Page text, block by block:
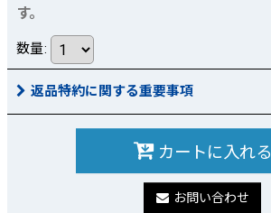
す。
数量:
返品特約に関する重要事項
カートに入れる
お問い合わせ